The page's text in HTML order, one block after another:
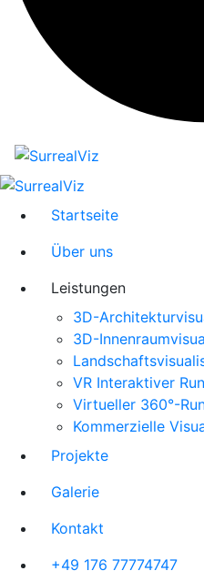
Startseite
Über uns
Leistungen
3D-
3D-
VR Interaktiver
Virtueller 360°-
Kommerzielle
Projekte
Galerie
Kontakt
+49 176 77774747